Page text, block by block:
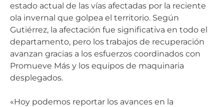
estado actual de las vías afectadas por la reciente
ola invernal que golpea el territorio. Según
Gutiérrez, la afectación fue significativa en todo el
departamento, pero los trabajos de recuperación
avanzan gracias a los esfuerzos coordinados con
Promueve Más y los equipos de maquinaria
desplegados.
«Hoy podemos reportar los avances en la